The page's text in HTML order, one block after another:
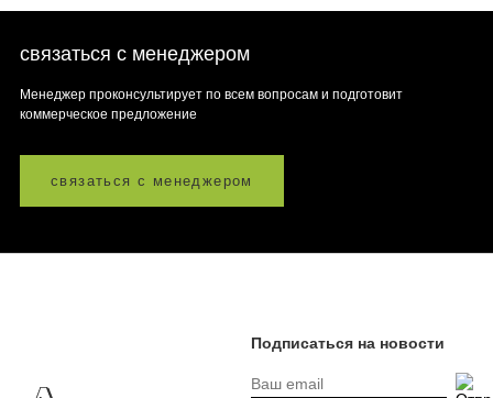
связаться с менеджером
Менеджер проконсультирует по всем вопросам и подготовит
коммерческое предложение
связаться с менеджером
Подписаться на новости